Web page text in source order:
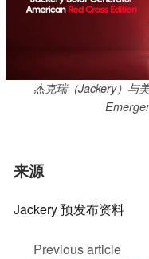
杰克瑞（Jackery）与
来源
Jackery 预发布资料
Previous article